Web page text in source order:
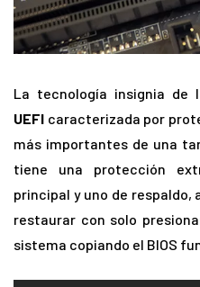
La tecnología insignia de
UEFI caracterizada por
más importantes de una
tiene una protección
principal y uno de respaldo,
restaurar con solo
sistema copiando el BIOS